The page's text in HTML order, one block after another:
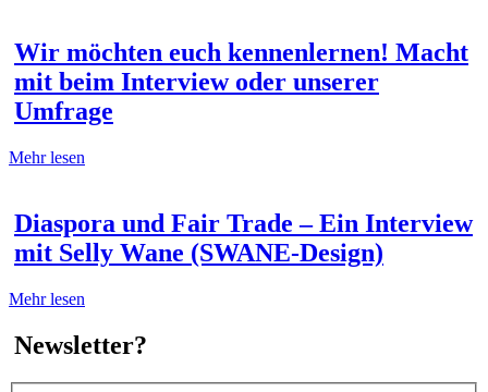
Wir möchten euch kennenlernen! Macht
mit beim Interview oder unserer
Umfrage
Mehr lesen
Diaspora und Fair Trade – Ein Interview
mit Selly Wane (SWANE-Design)
Mehr lesen
Newsletter?